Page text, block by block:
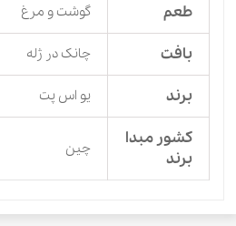
طعم گوشت و مرغ
بافت چانک در ژله
برند یو اس پت
کشور مبدا
برند
چین